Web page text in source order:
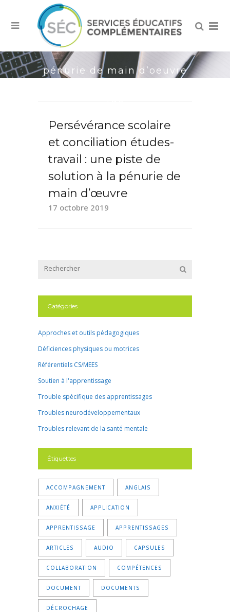
pénurie de main d’oeuvre
Tag
Persévérance scolaire
et conciliation études-
travail : une piste de
solution à la pénurie de
main d’œuvre
17 octobre 2019
Catégories
Approches et outils pédagogiques
Déficiences physiques ou motrices
Référentiels CS/MEES
Soutien à l'apprentissage
Trouble spécifique des apprentissages
Troubles neurodéveloppementaux
Troubles relevant de la santé mentale
Étiquettes
ACCOMPAGNEMENT ANGLAIS
ANXIÉTÉ APPLICATION
APPRENTISSAGE APPRENTISSAGES
ARTICLES AUDIO CAPSULES
COLLABORATION COMPÉTENCES
DOCUMENT DOCUMENTS
DÉCROCHAGE